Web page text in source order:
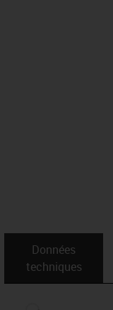
Données
techniques